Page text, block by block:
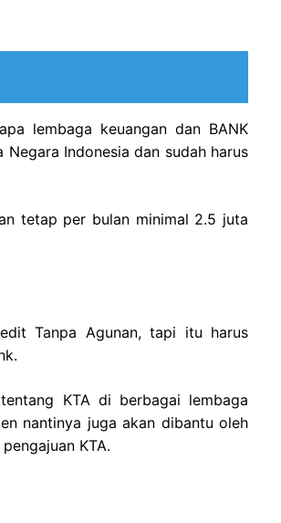
lembaga keuangan dan BANK
Indonesia dan sudah harus
tetap per bulan minimal 2.5 juta
Tanpa Agunan, tapi itu harus
KTA di berbagai lembaga
nantinya juga akan dibantu oleh
KTA.